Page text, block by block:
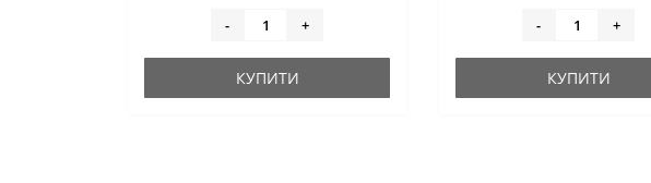
- +
КУПИТИ
- +
КУПИТИ